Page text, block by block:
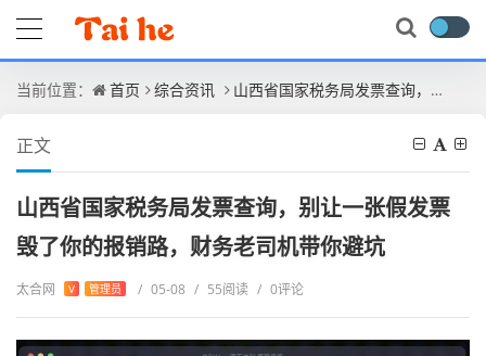
当前位置： 首页 综合资讯 山西省国家税务局发票查询，别让一张假发票毁了你的报销路，财务老司机带你避坑
正文
山西省国家税务局发票查询，别让一张假发票
毁了你的报销路，财务老司机带你避坑
太合网 V 管理员 / 05-08 / 55阅读 / 0评论